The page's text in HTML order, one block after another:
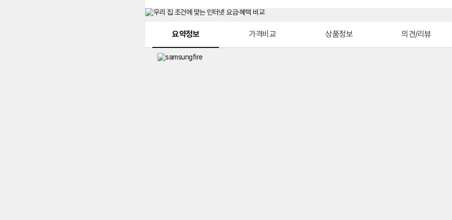
요약정보 가격비교 상품정보 의견/리뷰